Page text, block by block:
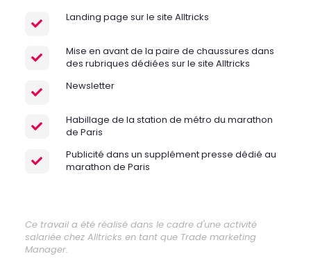
Landing page sur le site Alltricks
Mise en avant de la paire de chaussures dans
des rubriques dédiées sur le site Alltricks
Newsletter
Habillage de la station de métro du marathon
de Paris
Publicité dans un supplément presse dédié au
marathon de Paris
Ce travail a été réalisé dans le cadre d'une activité
salariée chez Alltricks en tant que Trade marketing
Manager.